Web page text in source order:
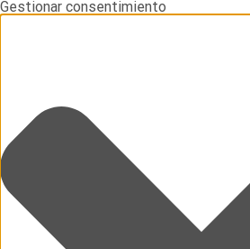
Gestionar consentimiento